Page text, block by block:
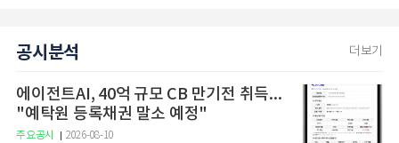
공시분석 더보기
에이전트AI, 40억 규모 CB 만기전 취득...
"예탁원 등록채권 말소 예정"
주요공시 2026-08-10